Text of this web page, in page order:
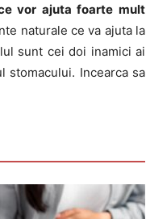
vor ajuta foarte mult
naturale ce va ajuta la
sunt cei doi inamici ai
stomacului. Incearca sa